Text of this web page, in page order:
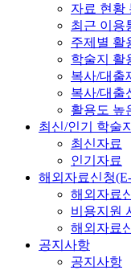
자료 현황
최근 이용
주제별 활
학술지 활
복사/대출
복사/대출
활용도 높
최신/인기 학술
최신자료
인기자료
해외자료신청
해외자료
비용지원
해외자료
공지사항
공지사항